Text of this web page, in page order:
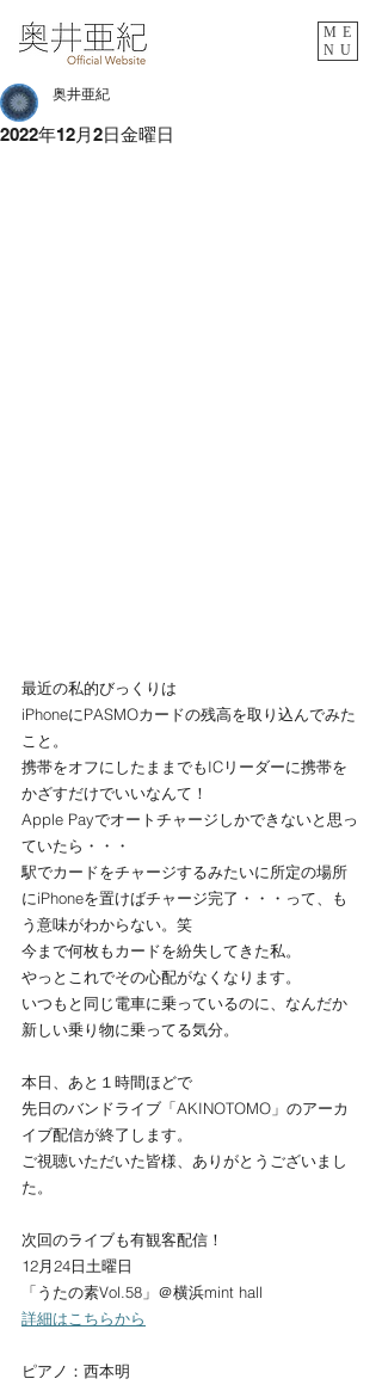
ME
NU
2022年12月2日金曜日
奥井亜紀
最近の私的びっくりは
iPhoneにPASMOカードの残高を取り込んでみた
こと。
携帯をオフにしたままでもICリーダーに携帯を
かざすだけでいいなんて！
Apple Payでオートチャージしかできないと思っ
ていたら・・・
駅でカードをチャージするみたいに所定の場所
にiPhoneを置けばチャージ完了・・・って、も
う意味がわからない。笑
今まで何枚もカードを紛失してきた私。
やっとこれでその心配がなくなります。
いつもと同じ電車に乗っているのに、なんだか
新しい乗り物に乗ってる気分。
本日、あと１時間ほどで
先日のバンドライブ「AKINOTOMO」のアーカ
イブ配信が終了します。
ご視聴いただいた皆様、ありがとうございまし
た。
次回のライブも有観客配信！
12月24日土曜日
「うたの素Vol.58」＠横浜mint hall
詳細はこちらから
ピアノ：西本明